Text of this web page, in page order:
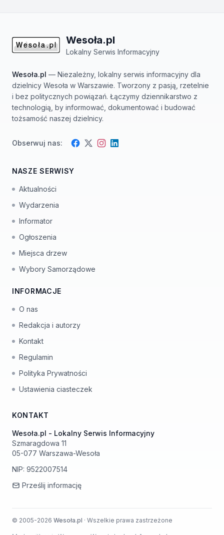
Wesoła.pl
Lokalny Serwis Informacyjny
Wesoła.pl — Niezależny, lokalny serwis informacyjny dla
dzielnicy Wesoła w Warszawie. Tworzony z pasją, rzetelnie
i bez politycznych powiązań. Łączymy dziennikarstwo z
technologią, by informować, dokumentować i budować
tożsamość naszej dzielnicy.
Obserwuj nas: Facebook
TwitterInstagram
LinkedIn
NASZE SERWISY
Aktualności
Wydarzenia
Informator
Ogłoszenia
Miejsca drzew
Wybory Samorządowe
INFORMACJE
O nas
Redakcja i autorzy
Kontakt
Regulamin
Polityka Prywatności
Ustawienia ciasteczek
KONTAKT
Wesoła.pl - Lokalny Serwis Informacyjny
Szmaragdowa 11
05-077 Warszawa-Wesoła
NIP: 9522007514
Prześlij informację
© 2005-2026 Wesoła.pl · Wszelkie prawa zastrzeżone